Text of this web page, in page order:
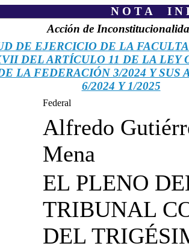
N O T A I N
Acción de
DE EJERCICIO DE LA
DEL ARTÍCULO 11 DE LA LEY
LA FEDERACIÓN 3/2024 Y SUS
6/2024 Y 1/2025
Federal
Alfredo
Mena
EL PLENO
TRIBUNAL
DEL